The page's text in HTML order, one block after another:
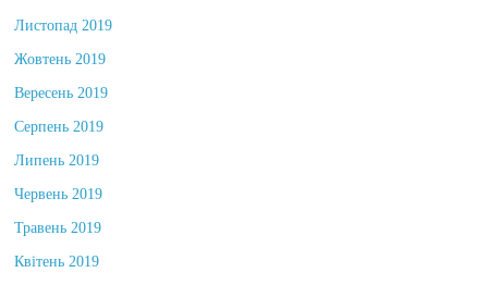
Листопад 2019
Жовтень 2019
Вересень 2019
Серпень 2019
Липень 2019
Червень 2019
Травень 2019
Квітень 2019